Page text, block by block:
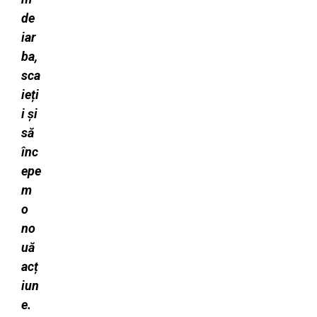
de
iar
ba,
sca
ieți
i și
să
înc
epe
m
o
no
uă
acț
iun
e.